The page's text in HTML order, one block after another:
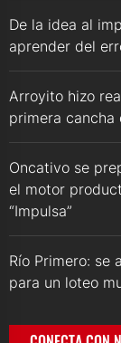
De la idea al
aprender del
Arroyito hizo
primera cancha
Oncativo se
el motor
“Impulsa”
Río Primero: se
para un loteo